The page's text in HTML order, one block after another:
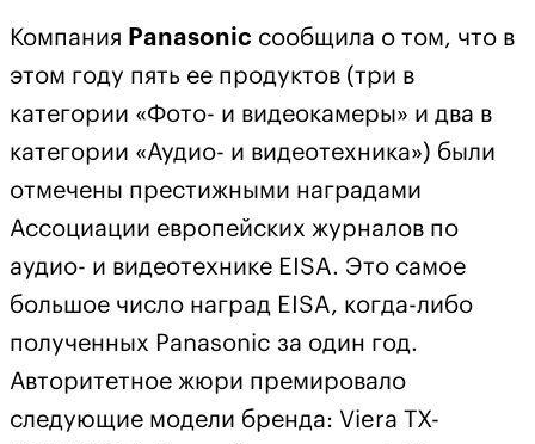
Компания Panasonic сообщила о том, что в
этом году пять ее продуктов (три в
категории «Фото- и видеокамеры» и два в
категории «Аудио- и видеотехника») были
отмечены престижными наградами
Ассоциации европейских журналов по
аудио- и видеотехнике EISA. Это самое
большое число наград EISA, когда-либо
полученных Panasonic за один год.
Авторитетное жюри премировало
следующие модели бренда: Viera TX-